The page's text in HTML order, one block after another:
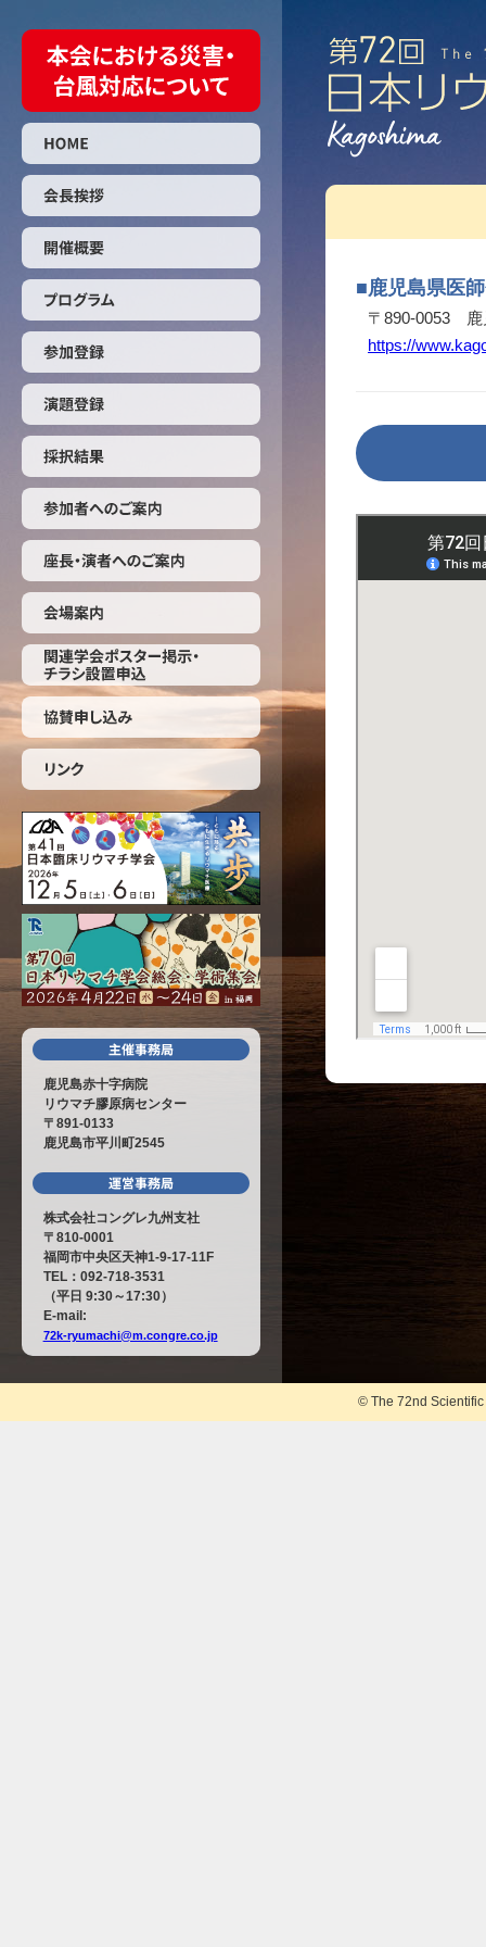
鹿児島赤十字病院
リウマチ膠原病センター
〒891-0133
鹿児島市平川町2545
株式会社コングレ九州支社
〒810-0001
福岡市中央区天神1-9-17-11F
TEL：092-718-3531
（平日 9:30～17:30）
E-mail:
72k-ryumachi@m.congre.co.jp
■鹿児島県医
〒890-0053 鹿
https://
© The 72nd